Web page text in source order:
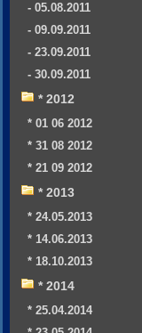
- 05.08.2011
- 09.09.2011
- 23.09.2011
- 30.09.2011
* 2012
* 01 06 2012
* 31 08 2012
* 21 09 2012
* 2013
* 24.05.2013
* 14.06.2013
* 18.10.2013
* 2014
* 25.04.2014